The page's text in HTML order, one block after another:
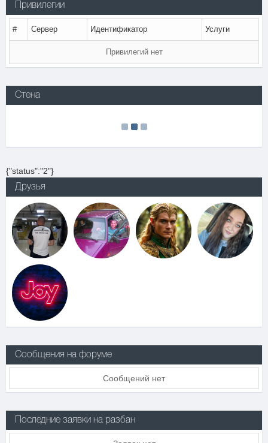
Привилегии
# Сервер Идентификатор Услуги
Привилегий нет
Стена
{"status":"2"}
Друзья
Сообщения на форуме
Сообщений нет
Последние заявки на разбан